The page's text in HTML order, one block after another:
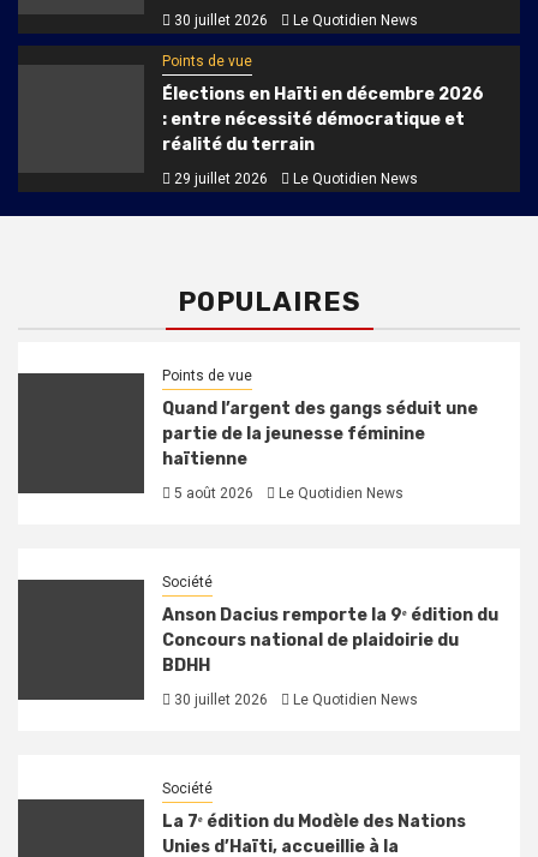
30 juillet 2026 Le Quotidien News
Points de vue
Élections en Haïti en décembre 2026
: entre nécessité démocratique et
réalité du terrain
29 juillet 2026 Le Quotidien News
POPULAIRES
Points de vue
Quand l’argent des gangs séduit une
partie de la jeunesse féminine
haïtienne
5 août 2026 Le Quotidien News
Société
Anson Dacius remporte la 9ᵉ édition du
Concours national de plaidoirie du
BDHH
30 juillet 2026 Le Quotidien News
Société
La 7ᵉ édition du Modèle des Nations
Unies d’Haïti, accueillie à la